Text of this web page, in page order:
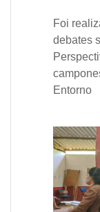
Foi
debates
Entorno